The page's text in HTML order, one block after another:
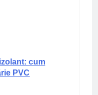
cum
PVC